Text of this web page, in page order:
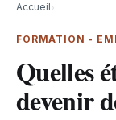
Accueil›
FORMATION -
Quelles
devenir